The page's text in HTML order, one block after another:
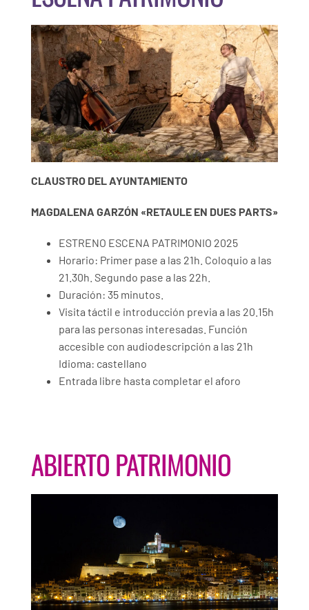
CLAUSTRO DEL AYUNTAMIENTO
MAGDALENA GARZÓN «RETAULE EN DUES PARTS»
ESTRENO ESCENA PATRIMONIO 2025
Horario: Primer pase a las 21h. Coloquio a las
21.30h. Segundo pase a las 22h.
Duración: 35 minutos.
Visita táctil e introducción previa a las 20.15h
para las personas interesadas. Función
accesible con audiodescripción a las 21h
Idioma: castellano
Entrada libre hasta completar el aforo
ABIERTO PATRIMONIO